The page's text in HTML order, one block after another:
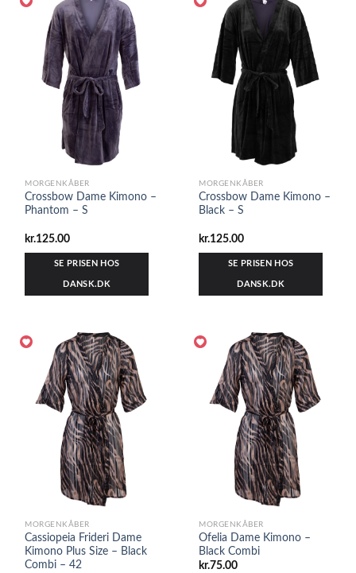
MORGENKÅBER
Crossbow Dame Kimono –
Phantom – S
kr.125.00
SE PRISEN HOS
DANSK.DK
MORGENKÅBER
Crossbow Dame Kimono –
Black – S
kr.125.00
SE PRISEN HOS
DANSK.DK
MORGENKÅBER
Cassiopeia Frideri Dame
Kimono Plus Size – Black
Combi – 42
MORGENKÅBER
Ofelia Dame Kimono –
Black Combi
kr.75.00